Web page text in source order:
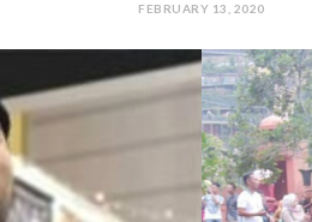
FEBRUARY 13, 2020